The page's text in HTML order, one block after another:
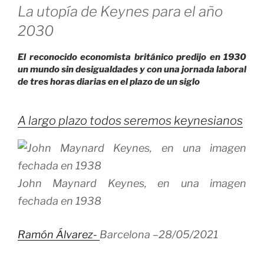
la
La utopía de Keynes para el año
2030
El reconocido economista británico predijo en 1930
un mundo sin desigualdades y con una jornada laboral
de tres horas diarias en el plazo de un siglo
A largo plazo todos seremos keynesianos
John Maynard Keynes, en una imagen
fechada en 1938
Ramón Álvarez- Barcelona –28/05/2021